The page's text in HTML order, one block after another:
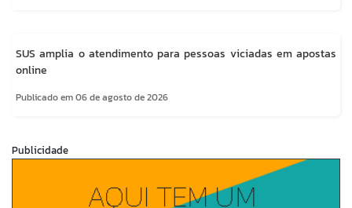
SUS amplia o atendimento para pessoas viciadas em apostas
online
Publicado em 06 de agosto de 2026
Publicidade